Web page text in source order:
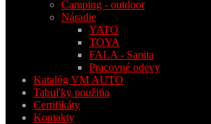
Camping - outdoor
Náradie
YATO
TOYA
FALA - Sanita
Pracovné odevy
Katalóg VM AUTO
Tabuľky použitia
Certifikáty
Kontakty